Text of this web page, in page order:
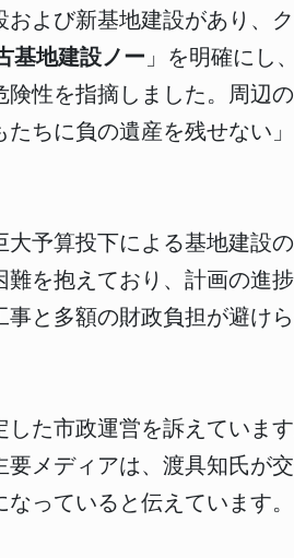
よび新基地建設があり、
基地建設ノー 」を明確にし
性を指摘しました。周辺
ちに負の遺産を残せない
予算投下による基地建設
を抱えており、計画の進
と多額の財政負担が避け
た市政運営を訴えていま
メディアは、渡具知氏が
っていると伝えています。